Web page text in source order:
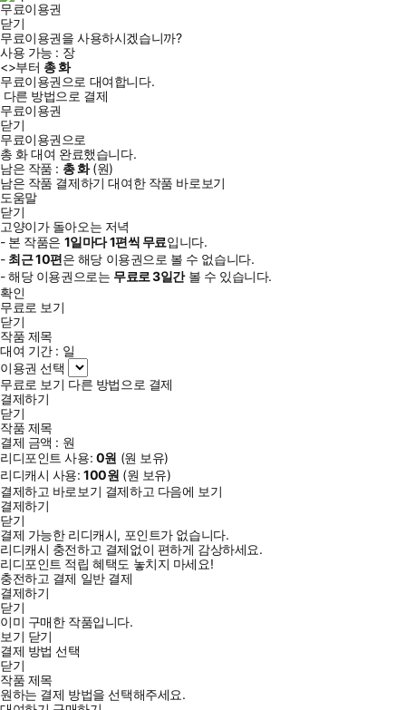
무료이용권
닫기
무료이용권을 사용하시겠습니까?
사용 가능 : 장
<>부터 총화
무료이용권으로 대여합니다.
다른 방법으로 결제
무료이용권
닫기
무료이용권으로
총 화대여 완료했습니다.
남은 작품 : 총화(원)
남은 작품 결제하기 대여한 작품 바로보기
도움말
닫기
고양이가 돌아오는 저녁
- 본 작품은 1일마다1편씩 무료입니다.
- 최근10편은 해당 이용권으로 볼 수 없습니다.
- 해당 이용권으로는 무료로3일간볼 수 있습니다.
확인
무료로 보기
닫기
작품 제목
대여 기간 : 일
이용권 선택
무료로 보기 다른 방법으로 결제
결제하기
닫기
작품 제목
결제 금액 : 원
리디포인트 사용: 0원 (원 보유)
리디캐시 사용:100원 (원 보유)
결제하고 바로보기 결제하고 다음에 보기
결제하기
닫기
결제 가능한 리디캐시, 포인트가 없습니다.
리디캐시 충전하고 결제없이 편하게 감상하세요.
리디포인트 적립 혜택도 놓치지 마세요!
충전하고 결제 일반 결제
결제하기
닫기
이미 구매한 작품입니다.
보기 닫기
결제 방법 선택
닫기
작품 제목
원하는 결제 방법을 선택해주세요.